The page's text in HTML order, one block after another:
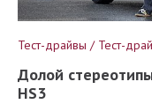
Тест-драйвы / Тест-
Долой
HS3